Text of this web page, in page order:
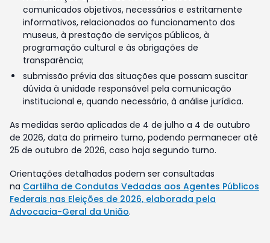
comunicados objetivos, necessários e estritamente
informativos, relacionados ao funcionamento dos
museus, à prestação de serviços públicos, à
programação cultural e às obrigações de
transparência;
submissão prévia das situações que possam suscitar
dúvida à unidade responsável pela comunicação
institucional e, quando necessário, à análise jurídica.
As medidas serão aplicadas de 4 de julho a 4 de outubro
de 2026, data do primeiro turno, podendo permanecer até
25 de outubro de 2026, caso haja segundo turno.
Orientações detalhadas podem ser consultadas
na Cartilha de Condutas Vedadas aos Agentes Públicos
Federais nas Eleições de 2026, elaborada pela
Advocacia-Geral da União.